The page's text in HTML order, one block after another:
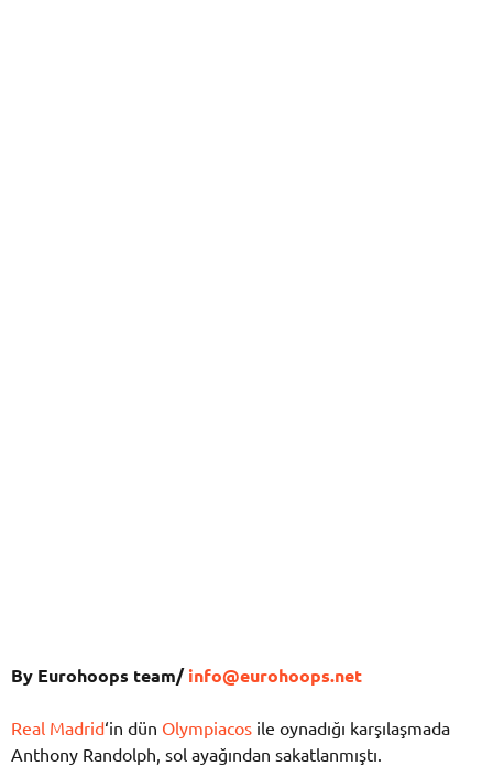
By Eurohoops team/info@eurohoops.net
Real Madrid‘in dün Olympiacos ile oynadığı karşılaşmada
Anthony Randolph, sol ayağından sakatlanmıştı.